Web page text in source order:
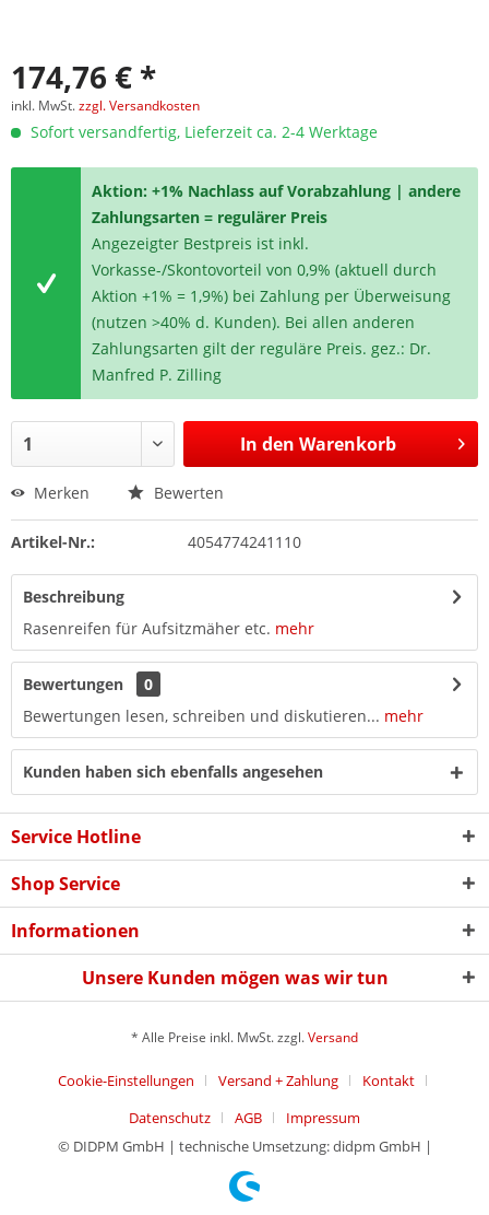
174,76 € *
inkl. MwSt.zzgl. Versandkosten
Sofort versandfertig, Lieferzeit ca. 2-4 Werktage
Aktion: +1% Nachlass auf Vorabzahlung | andere
Zahlungsarten = regulärer Preis
Angezeigter Bestpreis ist inkl.
Vorkasse-/Skontovorteil von 0,9% (aktuell durch
Aktion +1% = 1,9%) bei Zahlung per Überweisung
(nutzen >40% d. Kunden). Bei allen anderen
Zahlungsarten gilt der reguläre Preis. gez.: Dr.
Manfred P. Zilling
In den Warenkorb
Merken Bewerten
Artikel-Nr.: 4054774241110
Beschreibung
Rasenreifen für Aufsitzmäher etc. mehr
Bewertungen
0
Bewertungen lesen, schreiben und diskutieren... mehr
Kunden haben sich ebenfalls angesehen
Service Hotline
Shop Service
Informationen
Unsere Kunden mögen was wir tun
* Alle Preise inkl. MwSt. zzgl.Versand
Cookie-Einstellungen Versand + Zahlung
Kontakt
Datenschutz
AGB
Impressum
© DIDPM GmbH | technische Umsetzung: didpm GmbH |